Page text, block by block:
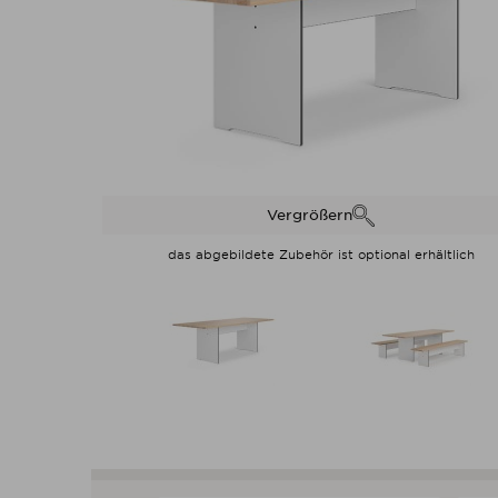
Vergrößern
das abgebildete Zubehör ist optional erhältlich